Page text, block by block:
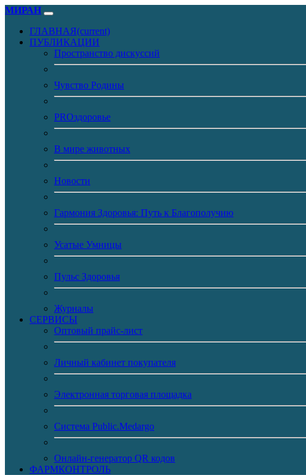
МИРАН
ГЛАВНАЯ(current)
ПУБЛИКАЦИИ
Пространство дискуссий
Чувство Родины
PROздоровье
В мире животных
Новости
Гармония Здоровья: Путь к Благополучию
Усатые Умницы
Пульс Здоровья
Журналы
CЕРВИСЫ
Оптовый прайс-лист
Личный кабинет покупателя
Электронная торговая площадка
Система Public.Medargo
Онлайн-генератор QR кодов
ФАРМКОНТРОЛЬ